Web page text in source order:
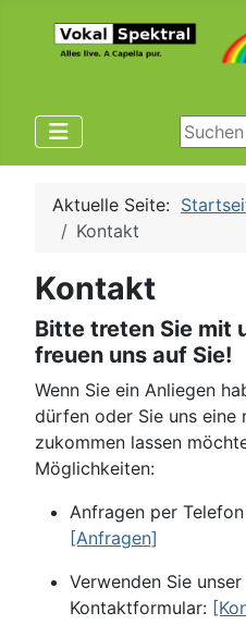
Suchen ...
Aktuelle Seite:
Kontakt
Kontakt
Bitte treten Sie mit
freuen uns auf Sie!
Wenn Sie ein Anliegen
dürfen oder Sie uns eine
zukommen lassen
Möglichkeiten:
Anfragen per
[Anfragen]
Verwenden Sie unser
Kontaktformular: